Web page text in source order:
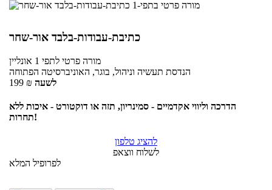
כתיבת-עבודות-בלבד אור-שחר
מורה פרטי לתפי 1
אונליין
הנדסת תעשיה וניהול, בוגר, האוניברסיטה הפתוחה
199 ₪ לשעה
הדרכה וליווי אקדמיים - סמינריון, תזה או דוקטורט - איכות ללא
תחרות!
להציג טלפון
לשלוח ווצאפ
לפרופיל המלא